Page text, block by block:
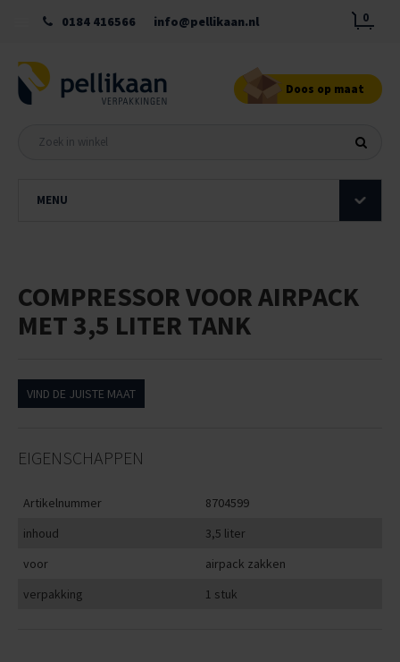
0184 416566 info@pellikaan.nl 0
Doos op maat
MENU
COMPRESSOR VOOR AIRPACK
MET 3,5 LITER TANK
VIND DE JUISTE MAAT
EIGENSCHAPPEN
Artikelnummer
8704599
inhoud
3,5 liter
voor
airpack zakken
verpakking
1 stuk